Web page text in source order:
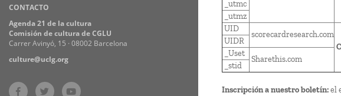
Practices
CONTACTO
Agenda 21 de la cultura
Comisión de cultura de CGLU
Carrer Avinyó, 15 · 08002 Barcelona
culture@uclg.org
_utmc
_utmz
UID
scorecardresearch.com
UIDR
_Uset
Sharethis.com
_stid
Inscripción a nuestro boletín:el